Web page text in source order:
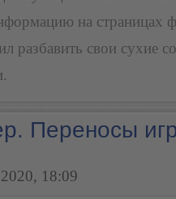
на страницах
разбавить свои сухие
Переносы
18:09